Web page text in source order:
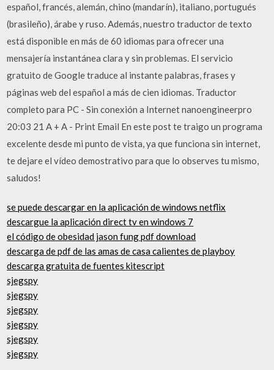
español, francés, alemán, chino (mandarín), italiano, portugués
(brasileño), árabe y ruso. Además, nuestro traductor de texto
está disponible en más de 60 idiomas para ofrecer una
mensajería instantánea clara y sin problemas. El servicio
gratuito de Google traduce al instante palabras, frases y
páginas web del español a más de cien idiomas. Traductor
completo para PC - Sin conexión a Internet nanoengineerpro
20:03 21 A + A - Print Email En este post te traigo un programa
excelente desde mi punto de vista, ya que funciona sin internet,
te dejare el vídeo demostrativo para que lo observes tu mismo,
saludos!
se puede descargar en la aplicación de windows netflix
descargue la aplicación direct tv en windows 7
el código de obesidad jason fung pdf download
descarga de pdf de las amas de casa calientes de playboy
descarga gratuita de fuentes kitescript
sjegspy
sjegspy
sjegspy
sjegspy
sjegspy
sjegspy